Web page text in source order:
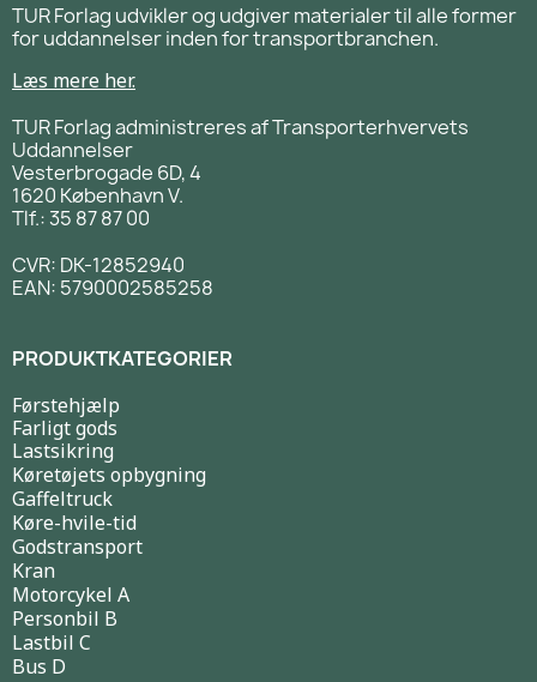
TUR Forlag udvikler og udgiver materialer til alle former
for uddannelser inden for transportbranchen.
Læs mere her.
TUR Forlag administreres af Transporterhvervets
Uddannelser
Vesterbrogade 6D, 4
1620 København V.
Tlf.: 35 87 87 00
CVR: DK-12852940
EAN: 5790002585258
PRODUKTKATEGORIER
Førstehjælp
Farligt gods
Lastsikring
Køretøjets opbygning
Gaffeltruck
Køre-hvile-tid
Godstransport
Kran
Motorcykel A
Personbil B
Lastbil C
Bus D